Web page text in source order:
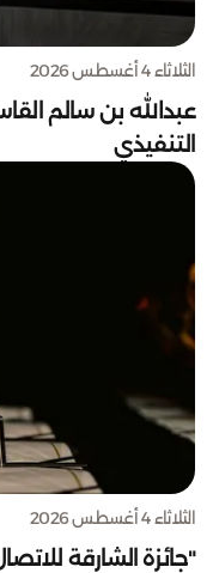
الثلاثاء 4 أغسطس 2026
عبدالله بن سالم
التنفيذي
الثلاثاء 4 أغسطس 2026
"جائزة الشارقة